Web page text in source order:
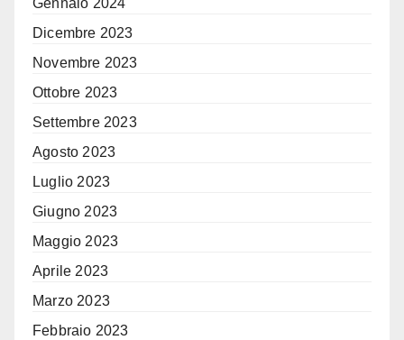
Gennaio 2024
Dicembre 2023
Novembre 2023
Ottobre 2023
Settembre 2023
Agosto 2023
Luglio 2023
Giugno 2023
Maggio 2023
Aprile 2023
Marzo 2023
Febbraio 2023